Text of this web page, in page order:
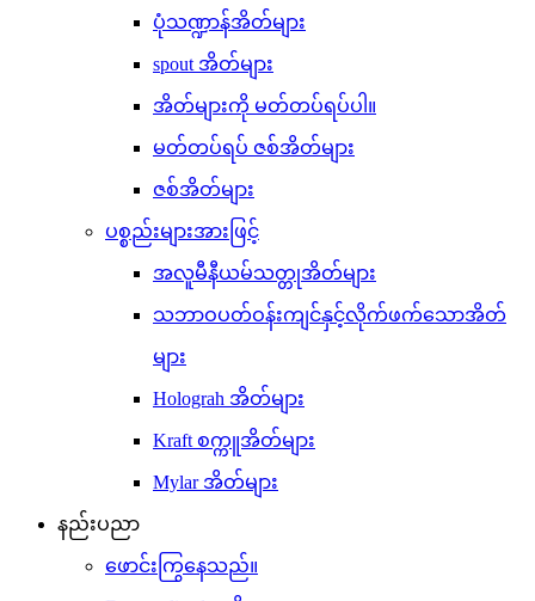
ပုံသဏ္ဍာန်အိတ်များ
spout အိတ်များ
အိတ်များကို မတ်တပ်ရပ်ပါ။
မတ်တပ်ရပ် ဇစ်အိတ်များ
ဇစ်အိတ်များ
ပစ္စည်းများအားဖြင့်
အလူမီနီယမ်သတ္တုအိတ်များ
သဘာဝပတ်ဝန်းကျင်နှင့်လိုက်ဖက်သောအိတ်
များ
Holograh အိတ်များ
Kraft စက္ကူအိတ်များ
Mylar အိတ်များ
နည်းပညာ
ဖောင်းကြွနေသည်။